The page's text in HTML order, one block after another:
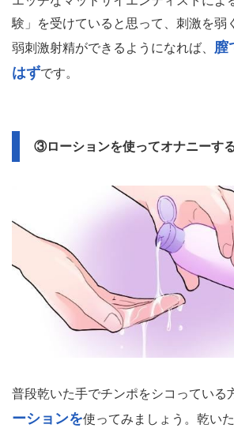
験」を受けていると思って、刺激を弱
弱刺激射精ができるようになれば、 膣
はずです。
③ローションを使ってオナニーす
普段乾いた手でチンポをシコっている
ーションを使ってみましょう。乾い